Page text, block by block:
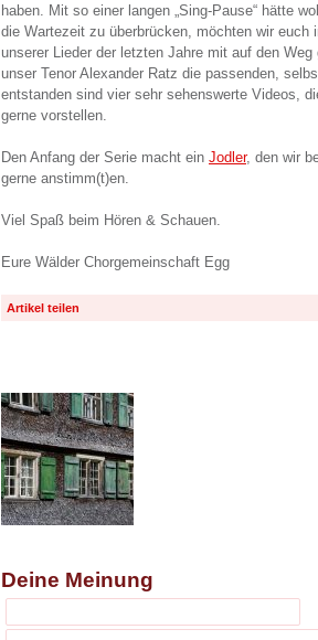
haben. Mit so einer langen „Sing-Pause“ hätte
die Wartezeit zu überbrücken, möchten wir euch
unserer Lieder der letzten Jahre mit auf den
unser Tenor Alexander Ratz die passenden,
entstanden sind vier sehr sehenswerte Videos,
gerne vorstellen.
Den Anfang der Serie macht ein Jodler, den wir
gerne anstimm(t)en.
Viel Spaß beim Hören & Schauen.
Eure Wälder Chorgemeinschaft Egg
Artikel teilen
Deine Meinung